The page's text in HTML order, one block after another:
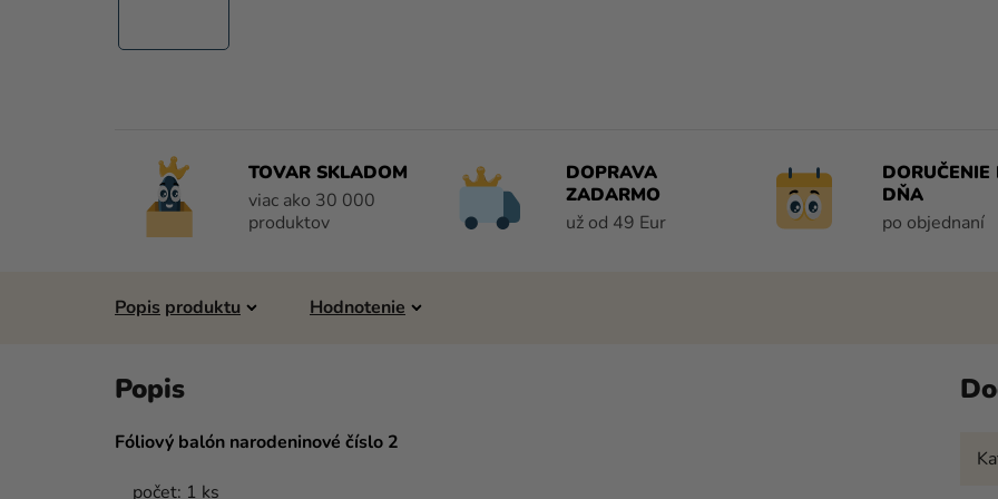
TOVAR SKLADOM
viac ako 30 000
produktov
DOPRAVA
ZADARMO
už od 49 Eur
DŇA
po objednaní
Popis Hodnotenie
Fóliový balón narodeninové číslo 2
počet: 1 ks